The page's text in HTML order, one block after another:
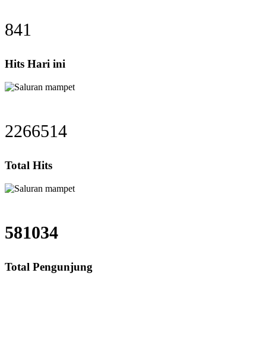
841
Hits Hari ini
2266514
Total Hits
581034
Total Pengunjung